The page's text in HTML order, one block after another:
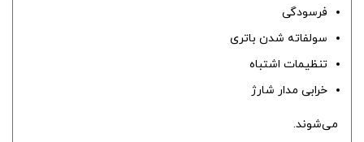
فرسودگی
سولفاته شدن باتری
تنظیمات اشتباه
خرابی مدار شارژ
می‌شوند.